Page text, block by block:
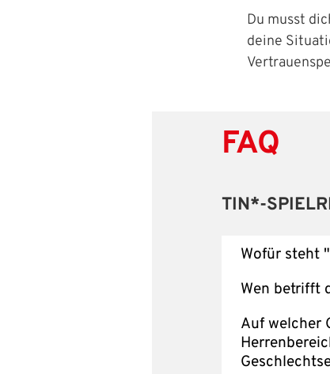
Du musst
deine
FAQ
TIN*-
Wofür steht
Wen betrifft
Auf welcher
IHR
Anmelden
Passwort: